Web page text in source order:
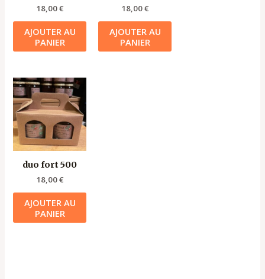
18,00€
AJOUTER AU
PANIER
18,00€
AJOUTER AU
PANIER
duo fort 500
18,00€
AJOUTER AU
PANIER